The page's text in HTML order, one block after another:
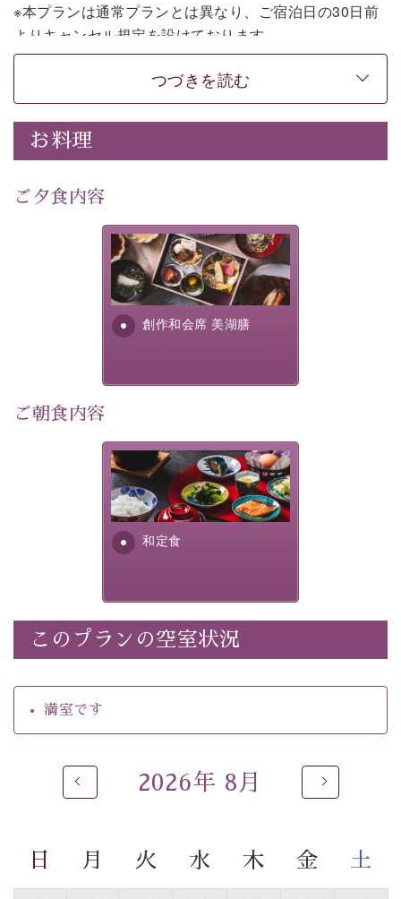
※本プランは通常プランとは異なり、ご宿泊日の30日前
よりキャンセル規定を設けております。
※本プランは２食付きの早割プランです。
上諏訪温泉しんゆでは、30日前までのご予約で、10%割
引でお泊まりいただける「早割プラン」をご用意してお
ります。
温かいおもてなし。
ご滞在を楽しみに待つ日々が旅をより特別なものにして
早めのご予約で、お得に癒しのひとときをお過ごしくだ
-----------【安心への取り組み】----------
徹底した衛生管理を行っております。
----------------------------------------------
・宿泊料金10%OFF
・朝夕個室料亭で個室食
・諏訪大社4社を巡る無料参拝バス（事前予約制）
・就寝用パジャマをご用意
・環境に配慮したアメニティをご用意
・館内フリーWi-Fi
・チェックイン15時、チェックアウト10時
【お食事】
・夕食は地産地消の創作和会席 美湖膳（二十四節気と
【温泉】
つづきを読む
お料理
ご夕食内容
創作和会席 美湖膳
美湖膳とは諏訪の地で特別を
提供する為に料理長・神原 裕
明が考え出した創作和会席で
す。美しい諏訪湖の幸...
ご朝食内容
和定食
さっぱりとした和食膳に使わ
れる食材は、諏訪の名産品を
ふんだんに取り入れ、安心・
安全を心掛けた長野県産...
このプランの空室状況
満室です
2026年 8月
日 月 火 水 木 金 土